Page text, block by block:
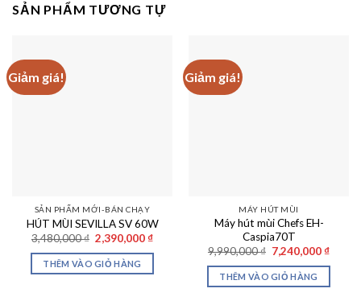
SẢN PHẨM TƯƠNG TỰ
Giảm giá!
SẢN PHẨM MỚI-BÁN CHẠY
HÚT MÙI SEVILLA SV 60W
3,480,000₫ Giá
gốc
là:
3,480,000 ₫.
2,390,000 ₫Giá
THÊM VÀO GIỎ HÀNG
Giảm giá!
MÁY HÚT MÙI
Máy hút mùi Chefs EH-
Caspia70T
9,990,000₫ Giá
gốc
là:
9,990,000 ₫.
7,240,000 ₫Giá
THÊM VÀO GIỎ HÀNG